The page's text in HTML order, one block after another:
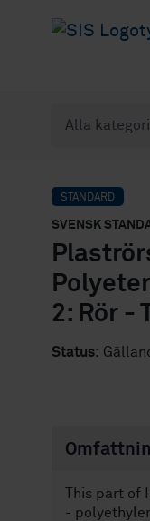
STANDARD
SVENSK
2: Rör -
Status:
This part
-